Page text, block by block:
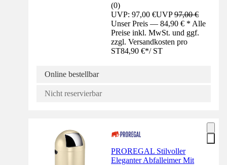
(0)
UVP: 97,00 €UVP97,00 €
Unser Preis — 84,90 € * Alle
Preise inkl. MwSt. und ggf.
zzgl. Versandkosten pro
ST84,90 €*/ ST
Online bestellbar
Nicht reservierbar
PROREGAL Stilvoller
Eleganter Abfalleimer Mit